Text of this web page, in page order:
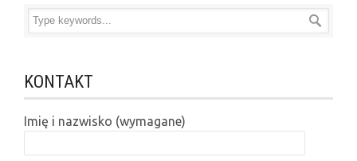
KONTAKT
Imię i nazwisko (wymagane)